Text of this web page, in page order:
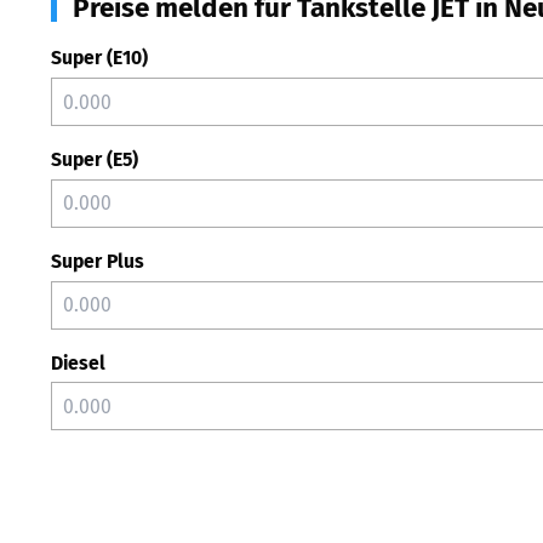
Preise melden für Tankstelle JET in
Super (E10)
Super (E5)
Super Plus
Diesel